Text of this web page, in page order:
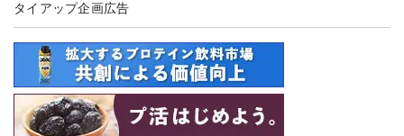
タイアップ企画広告